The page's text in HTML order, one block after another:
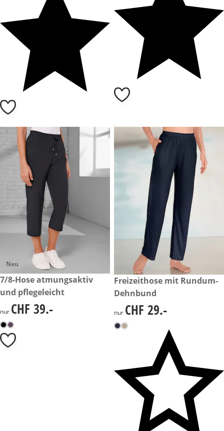
Neu
CHF 39.-
7/8-Hose atmungsaktiv
und pflegeleicht
CHF 39.-
nur CHF 39.-
CHF 29.-
Freizeithose mit Rundum-
Dehnbund
CHF 29.-
nur CHF 29.-